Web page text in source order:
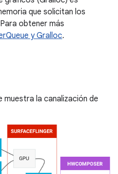
que solicitan los
obtener más
y Gralloc.
muestra la canalización de